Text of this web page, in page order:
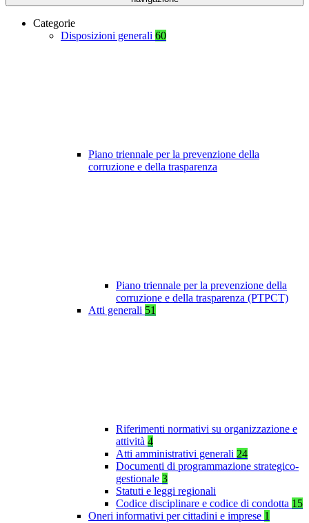
Categorie
Disposizioni generali 60
Piano triennale per la prevenzione della
corruzione e della trasparenza
Piano triennale per la prevenzione della
corruzione e della trasparenza (PTPCT)
Atti generali 51
Riferimenti normativi su organizzazione e
attività 4
Atti amministrativi generali 24
Documenti di programmazione strategico-
gestionale 3
Statuti e leggi regionali
Codice disciplinare e codice di condotta 15
Oneri informativi per cittadini e imprese 1